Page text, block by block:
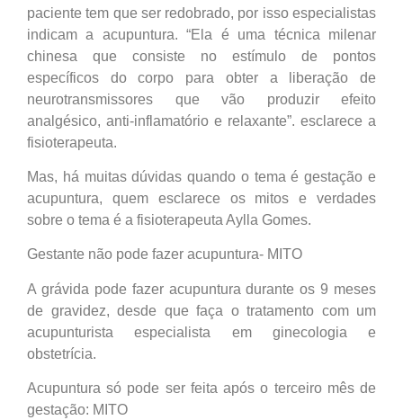
paciente tem que ser redobrado, por isso especialistas
indicam a acupuntura. “Ela é uma técnica milenar
chinesa que consiste no estímulo de pontos
específicos do corpo para obter a liberação de
neurotransmissores que vão produzir efeito
analgésico, anti-inflamatório e relaxante”. esclarece a
fisioterapeuta.
Mas, há muitas dúvidas quando o tema é gestação e
acupuntura, quem esclarece os mitos e verdades
sobre o tema é a fisioterapeuta Aylla Gomes.
Gestante não pode fazer acupuntura- MITO
A grávida pode fazer acupuntura durante os 9 meses
de gravidez, desde que faça o tratamento com um
acupunturista especialista em ginecologia e
obstetrícia.
Acupuntura só pode ser feita após o terceiro mês de
gestação: MITO